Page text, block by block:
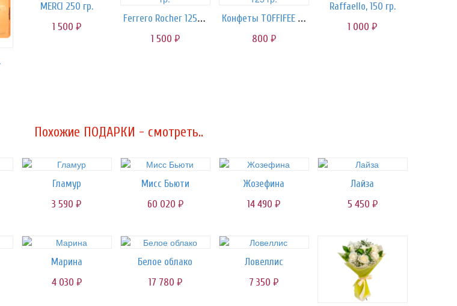
MERCI 250 гр.
1 500 руб.
Ferrero Rocher 125 гр.
1 500 руб.
Конфеты TOFFIFEE 125 гр.
800 руб.
Raffaello, 150 гр.
1 000 руб.
Похожие ПОДАРКИ - смотреть..
Гламур
3 590 руб.
Мисс Бьюти
60 020 руб.
Жозефина
14 490 руб.
Лайза
5 450 руб.
Марина
4 030 руб.
Белое облако
17 780 руб.
Ловеллис
7 350 руб.